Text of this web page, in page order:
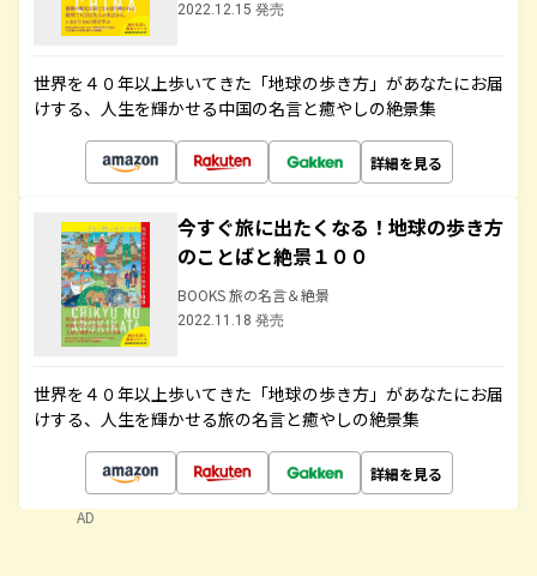
2022.12.15 発売
世界を４０年以上歩いてきた「地球の歩き方」があなたにお届
けする、人生を輝かせる中国の名言と癒やしの絶景集
詳細を見る
今すぐ旅に出たくなる！地球の歩き方
のことばと絶景１００
BOOKS 旅の名言＆絶景
2022.11.18 発売
世界を４０年以上歩いてきた「地球の歩き方」があなたにお届
けする、人生を輝かせる旅の名言と癒やしの絶景集
詳細を見る
AD